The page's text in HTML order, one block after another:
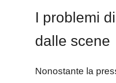
I problemi
dalle scene
Nonostante la